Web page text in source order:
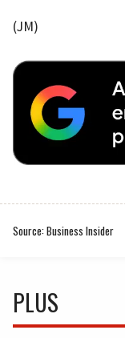
(JM)
Source: Business Insider
PLUS